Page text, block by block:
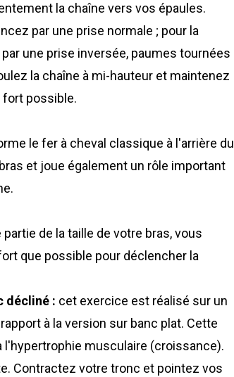
la chaîne vers vos épaules.
par une prise normale ; pour la
une prise inversée, paumes tournées
la chaîne à mi-hauteur et maintenez
fort possible.
le fer à cheval classique à l'arrière du
et joue également un rôle important
de la taille de votre bras, vous
que possible pour déclencher la
décliné : cet exercice est réalisé sur un
à la version sur banc plat. Cette
musculaire (croissance).
Contractez votre tronc et pointez vos